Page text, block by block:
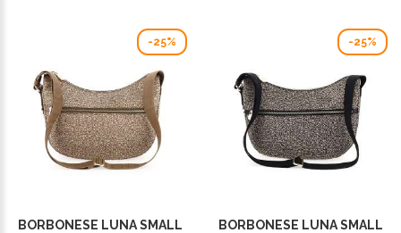
-25%
BORBONESE LUNA SMALL
-25%
BORBONESE LUNA SMALL